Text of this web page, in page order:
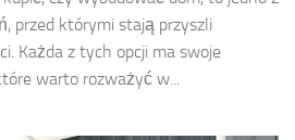
przed którymi stają przyszli
Każda z tych opcji ma swoje
warto rozważyć w...